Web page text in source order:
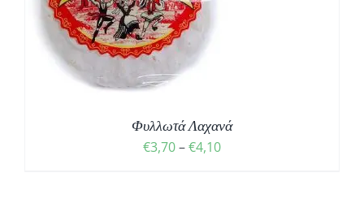
Φυλλωτά Λαχανά
€3,70–€4,10Price